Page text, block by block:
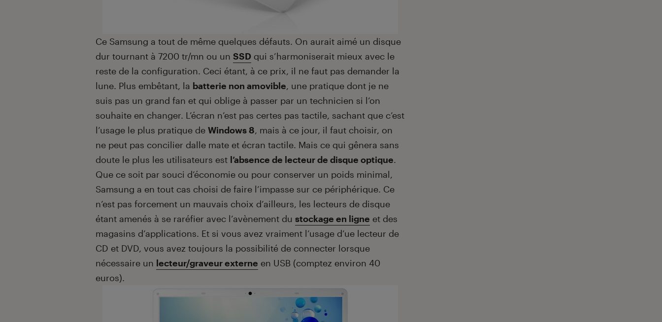
Ce Samsung a tout de même quelques défauts. On aurait aimé un disque
dur tournant à 7200 tr/mn ou un SSD qui s’harmoniserait mieux avec le
reste de la configuration. Ceci étant, à ce prix, il ne faut pas demander la
lune. Plus embêtant, la batterie non amovible, une pratique dont je ne
suis pas un grand fan et qui oblige à passer par un technicien si l’on
souhaite en changer. L’écran n’est pas certes pas tactile, sachant que c’est
l’usage le plus pratique de Windows 8, mais à ce jour, il faut choisir, on
ne peut pas concilier dalle mate et écran tactile. Mais ce qui gênera sans
doute le plus les utilisateurs est l’absence de lecteur de disque optique.
Que ce soit par souci d’économie ou pour conserver un poids minimal,
Samsung a en tout cas choisi de faire l’impasse sur ce périphérique. Ce
n’est pas forcement un mauvais choix d’ailleurs, les lecteurs de disque
étant amenés à se raréfier avec l’avènement du stockage en ligne et des
magasins d’applications. Et si vous avez vraiment l’usage d’ue lecteur de
CD et DVD, vous avez toujours la possibilité de connecter lorsque
nécessaire un lecteur/graveur externe en USB (comptez environ 40
euros).